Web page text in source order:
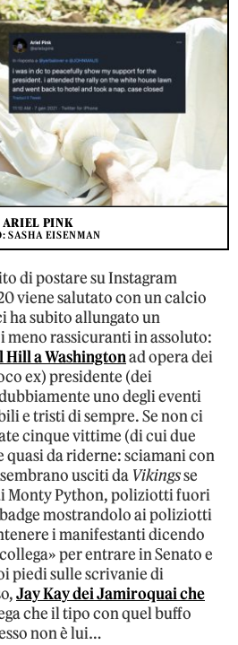
ARIEL PINK
SASHA EISENMAN
di postare su Instagram
viene salutato con un calcio
ha subito allungato un
meno rassicuranti in assoluto:
Hill a Washingtonad opera dei
ex) presidente (dei
uno degli eventi
e tristi di sempre. Se non ci
cinque vittime (di cui due
da riderne: sciamani con
usciti da Vikingsse
Monty Python, poliziotti fuori
mostrandolo ai poliziotti
i manifestanti dicendo
per entrare in Senato e
piedi sulle scrivanie di
Jay Kay dei Jamiroquai che
che il tipo con quel buffo
non è lui…